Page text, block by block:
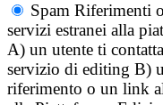
Spam Riferimenti
servizi estranei alla
A) un utente ti
servizio di editing B)
riferimento o un link